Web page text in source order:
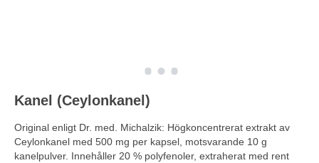
Kanel (Ceylonkanel)
Original enligt Dr. med. Michalzik: Högkoncentrerat extrakt av
Ceylonkanel med 500 mg per kapsel, motsvarande 10 g
kanelpulver. Innehåller 20 % polyfenoler, extraherat med rent